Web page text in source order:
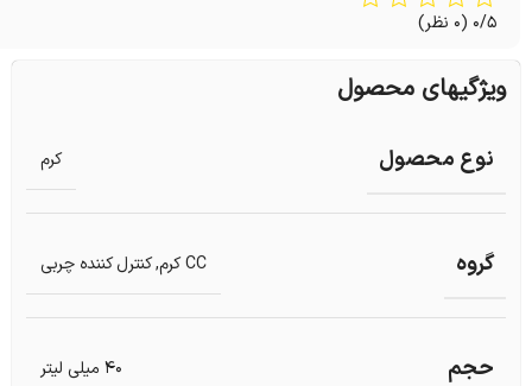
0/5 (0 نظر)
ویژگیهای محصول
نوع محصول کرم
گروه CC کرم ,کنترل کننده چربی
حجم 40 میلی لیتر